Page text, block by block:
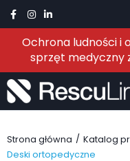
Ochrona ludności i
sprzęt medyczny
Strona główna / Katalog
Deski ortopedyczne